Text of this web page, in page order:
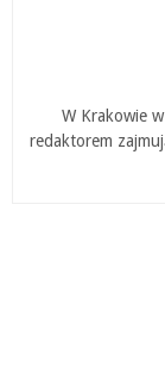
W Krakowie
redaktorem